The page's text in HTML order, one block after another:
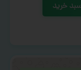
خرید